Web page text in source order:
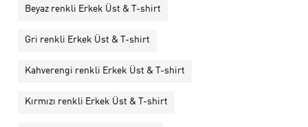
Beyaz renkli Erkek Üst & T-shirt
Gri renkli Erkek Üst & T-shirt
Kahverengi renkli Erkek Üst & T-shirt
Kırmızı renkli Erkek Üst & T-shirt